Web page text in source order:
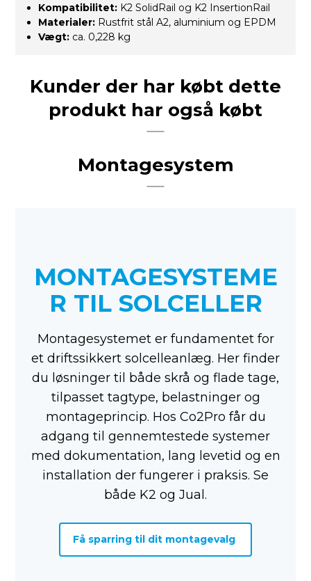
Kompatibilitet:K2 SolidRail og K2 InsertionRail
Materialer:Rustfrit stål A2, aluminium og EPDM
Vægt:ca. 0,228 kg
Kunder der har købt dette
produkt har også købt
Montagesystem
MONTAGESYSTEME
R TIL SOLCELLER
Montagesystemet er fundamentet for
et driftssikkert solcelleanlæg. Her finder
du løsninger til både skrå og flade tage,
tilpasset tagtype, belastninger og
montageprincip. Hos Co2Pro får du
adgang til gennemtestede systemer
med dokumentation, lang levetid og en
installation der fungerer i praksis. Se
både K2 og Jual.
Få sparring til dit montagevalg